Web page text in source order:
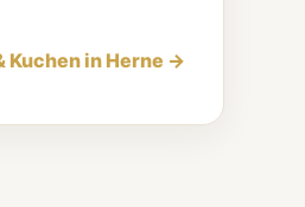
Kuchen in Herne →